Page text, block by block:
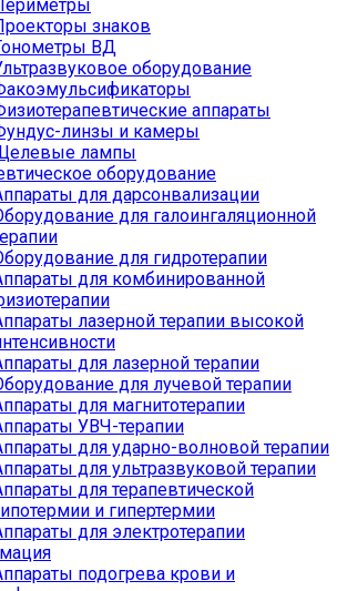
знаков
ВД
оборудование
аппараты
линзы и камеры
лампы
оборудование
для дарсонвализации
для галоингаляционной
для гидротерапии
для комбинированной
лазерной терапии высокой
для лазерной терапии
для лучевой терапии
для магнитотерапии
УВЧ-терапии
для ударно-волновой терапии
для ультразвуковой терапии
для терапевтической
и гипертермии
для электротерапии
подогрева крови и